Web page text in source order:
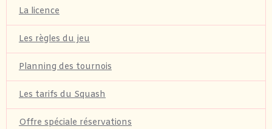
La licence
Les règles du jeu
Planning des tournois
Les tarifs du Squash
Offre spéciale réservations